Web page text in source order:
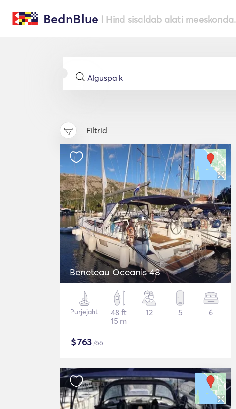
BednBlue | Hind sisaldab alati meeskonda.
Filtrid
Beneteau Oceanis 48
Purjejaht
48 ft
15 m
12 5 6
$763 /öö